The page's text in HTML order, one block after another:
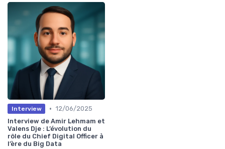
Interview • 12/06/2025
Interview de Amir Lehmam et
Valens Dje : L’évolution du
rôle du Chief Digital Officer à
l’ère du Big Data